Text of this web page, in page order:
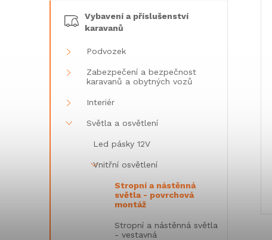
Vybavení a příslušenství
karavanů
Podvozek
Zabezpečení a bezpečnost
karavanů a obytných vozů
Interiér
Světla a osvětlení
Led pásky 12V
Vnitřní osvětlení
Stropní a nástěnná
světla - povrchová
montáž
Stropní a nástěnná světla
- vestavná